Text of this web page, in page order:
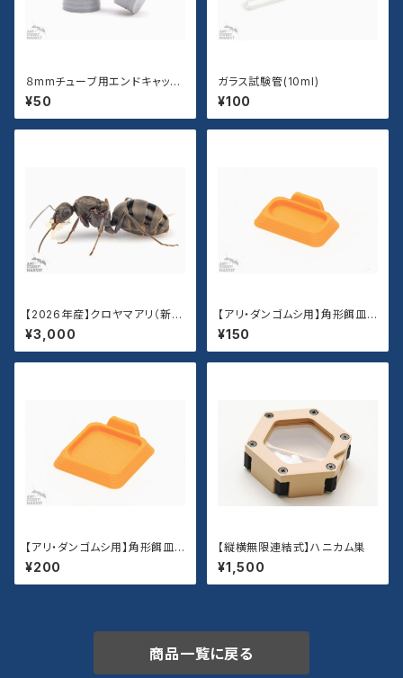
８mmチューブ用エンドキャップ
(２個)
¥50
ガラス試験管(10ml)
¥100
【2026年産】クロヤマアリ（新女
王）
¥3,000
【アリ・ダンゴムシ用】角形餌皿
（Sサイズ）
¥150
【アリ・ダンゴムシ用】角形餌皿
（Lサイズ）
¥200
【縦横無限連結式】ハニカム巣
¥1,500
商品一覧に戻る